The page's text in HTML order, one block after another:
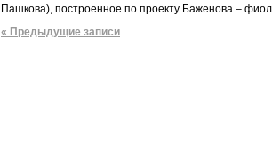
Пашкова), построенное по проекту Баженова –
« Предыдущие записи